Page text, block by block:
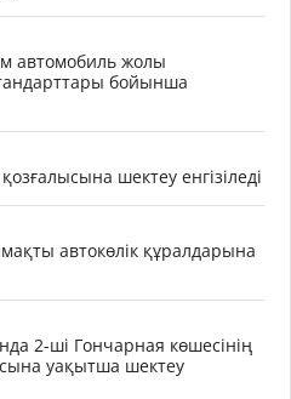
автомобиль жолы
бойынша
шектеу енгізіледі
автокөлік құралдарына
2-ші Гончарная көшесінің
уақытша шектеу